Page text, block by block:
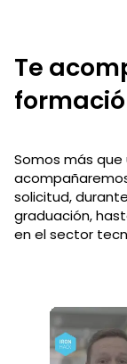
Te
Somos más
solicitud,
graduación,
en el sector